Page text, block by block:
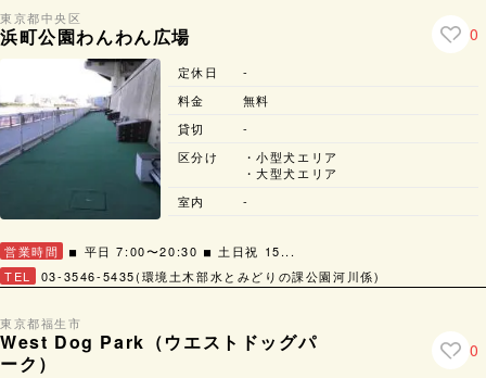
東京都中央区
浜町公園わんわん広場 0
営業時間
◾︎ 平日 7:00〜20:30 ◾︎ 土日祝 15...
TEL
03-3546-5435(環境土木部水とみどりの課公園河川係)
定休日
-
料金
無料
貸切
-
区分け
・小型犬エリア
・大型犬エリア
室内
-
東京都福生市
West Dog Park（ウエストドッグパ
ーク）
0